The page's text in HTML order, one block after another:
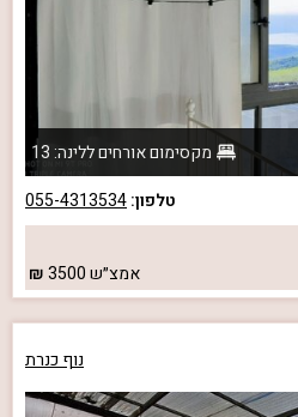
מקסימום אורחים ללינה: 13
טלפון:055-4313534
אמצ״ש3500
נוף כנרת